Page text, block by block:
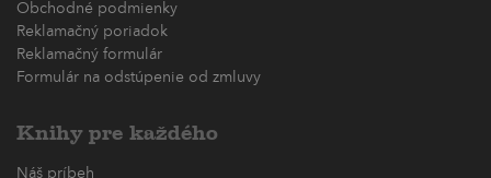
Obchodné podmienky
Reklamačný poriadok
Reklamačný formulár
Formulár na odstúpenie od zmluvy
Knihy pre každého
Náš príbeh